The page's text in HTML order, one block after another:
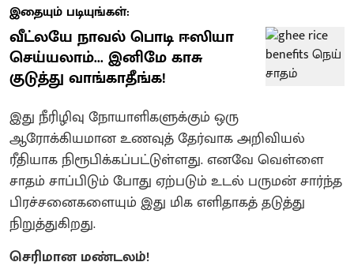
இதையும் படியுங்கள்:
வீட்லயே நாவல் பொடி ஈஸியா
செய்யலாம்... இனிமே காசு
குடுத்து வாங்காதீங்க!
இது நீரிழிவு நோயாளிகளுக்கும் ஒரு
ஆரோக்கியமான உணவுத் தேர்வாக அறிவியல்
ரீதியாக நிரூபிக்கப்பட்டுள்ளது. எனவே வெள்ளை
சாதம் சாப்பிடும் போது ஏற்படும் உடல் பருமன் சார்ந்த
பிரச்சனைகளையும் இது மிக எளிதாகத் தடுத்து
நிறுத்துகிறது.
செரிமான மண்டலம்!